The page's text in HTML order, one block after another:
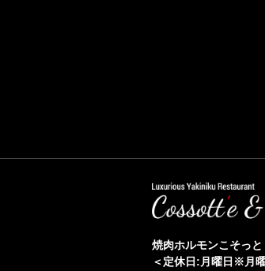
焼肉ホルモンこそっと
＜定休日:月曜日※月